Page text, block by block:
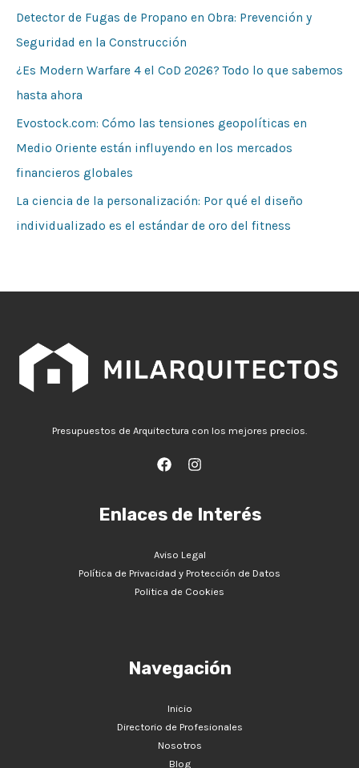
Detector de Fugas de Propano en Obra: Prevención y
Seguridad en la Construcción
¿Es Modern Warfare 4 el CoD 2026? Todo lo que sabemos
hasta ahora
Evostock.com: Cómo las tensiones geopolíticas en
Medio Oriente están influyendo en los mercados
financieros globales
La ciencia de la personalización: Por qué el diseño
individualizado es el estándar de oro del fitness
Presupuestos de Arquitectura con los mejores precios.
Enlaces de Interés
Aviso Legal
Política de Privacidad y Protección de Datos
Politica de Cookies
Navegación
Inicio
Directorio de Profesionales
Nosotros
Blog